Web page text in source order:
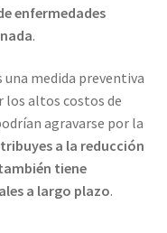
enfermedades
.
medida preventiva
los altos costos de
agravarse por la
a la reducción
tiene
a largo plazo.